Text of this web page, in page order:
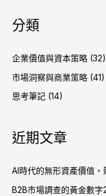
分類
企業價值與資本策略 (32)
市場洞察與商業策略 (41)
思考筆記 (14)
近期文章
AI時代的無形資產價值，
B2B市場調查的黃金數字